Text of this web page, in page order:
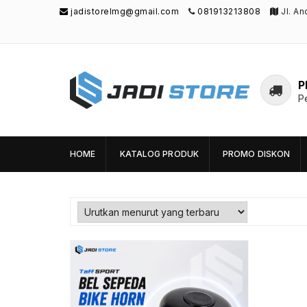
jadistorelmg@gmail.com 081913213808 Jl.
Jadi Store
Unik di Lamongan
HOME KATALOG PRODUK PROMO DISKON